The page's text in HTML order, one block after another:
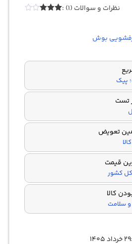
نظرات و سوالات (1) :
بوش
پیک
تست
تعویض
قیمت
کشور
کالا
سلامت
۲۹ خرداد ۱۴۰۵